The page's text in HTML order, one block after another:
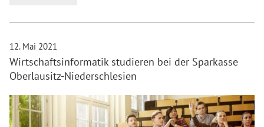
12. Mai 2021
Wirtschaftsinformatik studieren bei der Sparkasse
Oberlausitz-Niederschlesien